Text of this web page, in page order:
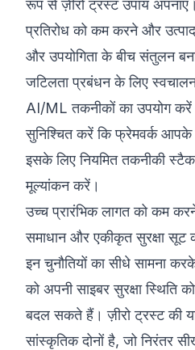
रूप से ज़ीरो ट्रस्ट उपाय अपनाएं।
प्रतिरोध को कम करने और
और उपयोगिता के बीच संतुलन
जटिलता प्रबंधन के लिए
AI/ML तकनीकों का उपयोग
सुनिश्चित करें कि फ्रेमवर्क
इसके लिए नियमित तकनीकी
मूल्यांकन करें।
उच्च प्रारंभिक लागत को कम
समाधान और एकीकृत सुरक्षा सूट
इन चुनौतियों का सीधे सामना
को अपनी साइबर सुरक्षा
बदल सकते हैं। ज़ीरो ट्रस्ट की
सांस्कृतिक दोनों है, जो निरंतर